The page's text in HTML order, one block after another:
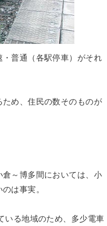
普通（各駅停車）がそれ
め、住民の数そのものが
～博多間においては、小
は事実。
いる地域のため、多少電車